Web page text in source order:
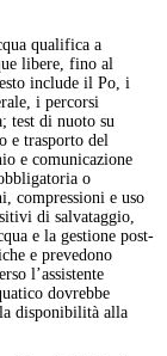
qualifica a
libere, fino al
include il Po, i
i percorsi
test di nuoto su
e trasporto del
e comunicazione
o
compressioni e uso
di salvataggio,
e la gestione post-
e prevedono
l’assistente
dovrebbe
disponibilità alla